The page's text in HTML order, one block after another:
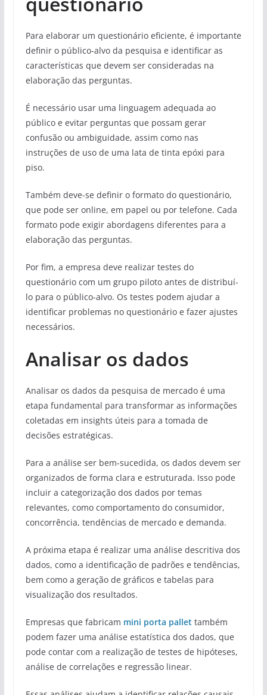
Para elaborar um questionário eficiente, é importante
definir o público-alvo da pesquisa e identificar as
características que devem ser consideradas na
elaboração das perguntas.
É necessário usar uma linguagem adequada ao
público e evitar perguntas que possam gerar
confusão ou ambiguidade, assim como nas
instruções de uso de uma lata de tinta epóxi para
piso.
Também deve-se definir o formato do questionário,
que pode ser online, em papel ou por telefone. Cada
formato pode exigir abordagens diferentes para a
elaboração das perguntas.
Por fim, a empresa deve realizar testes do
questionário com um grupo piloto antes de distribuí-
lo para o público-alvo. Os testes podem ajudar a
identificar problemas no questionário e fazer ajustes
necessários.
Analisar os dados
Analisar os dados da pesquisa de mercado é uma
etapa fundamental para transformar as informações
coletadas em insights úteis para a tomada de
decisões estratégicas.
Para a análise ser bem-sucedida, os dados devem ser
organizados de forma clara e estruturada. Isso pode
incluir a categorização dos dados por temas
relevantes, como comportamento do consumidor,
concorrência, tendências de mercado e demanda.
A próxima etapa é realizar uma análise descritiva dos
dados, como a identificação de padrões e tendências,
bem como a geração de gráficos e tabelas para
visualização dos resultados.
Empresas que fabricam mini porta pallet também
podem fazer uma análise estatística dos dados, que
pode contar com a realização de testes de hipóteses,
análise de correlações e regressão linear.